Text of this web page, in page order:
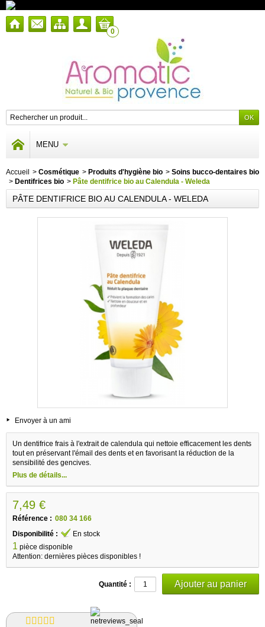
0
MENU
Accueil > Cosmétique > Produits d'hygiène bio > Soins bucco-dentaires bio
> Dentifrices bio > Pâte dentifrice bio au Calendula - Weleda
PÂTE DENTIFRICE BIO AU CALENDULA - WELEDA
Envoyer à un ami
Un dentifrice frais à l'extrait de calendula qui nettoie efficacement les dents
tout en préservant l'émail des dents et en favorisant la réduction de la
sensibilité des gencives.
Plus de détails...
7,49 €
Référence : 080 34 166
Disponibilité :
En stock
1 pièce disponible
Attention: dernières pièces disponibles !
Quantité :